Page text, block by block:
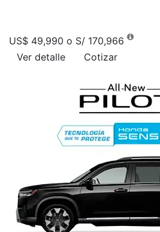
US$ 49,990 o S/ 170,966
Ver detalle
Cotizar